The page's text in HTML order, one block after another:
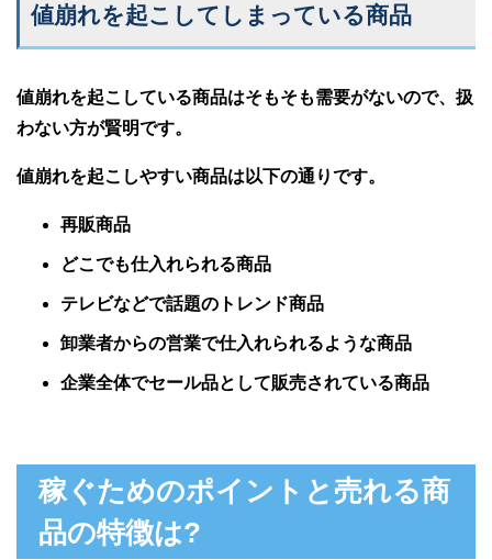
値崩れを起こしてしまっている商品
値崩れを起こしている商品はそもそも需要がないので、扱
わない方が賢明です。
値崩れを起こしやすい商品は以下の通りです。
再販商品
どこでも仕入れられる商品
テレビなどで話題のトレンド商品
卸業者からの営業で仕入れられるような商品
企業全体でセール品として販売されている商品
稼ぐためのポイントと売れる商
品の特徴は?